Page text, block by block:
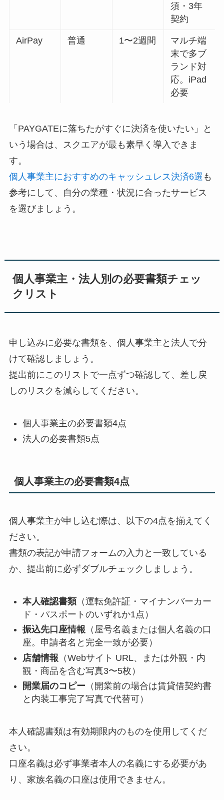
須・3年
契約
AirPay 普通 1〜2週間
マルチ端
末で多ブ
ランド対
応。iPad
必要
「PAYGATEに落ちたがすぐに決済を使いたい」と
いう場合は、スクエアが最も素早く導入できま
す。
個人事業主におすすめのキャッシュレス決済6選 も
参考にして、自分の業種・状況に合ったサービス
を選びましょう。
個人事業主・法人別の必要書類チェッ
クリスト
申し込みに必要な書類を、個人事業主と法人で分
けて確認しましょう。
提出前にこのリストで一点ずつ確認して、差し戻
しのリスクを減らしてください。
個人事業主の必要書類4点
法人の必要書類5点
個人事業主の必要書類4点
個人事業主が申し込む際は、以下の4点を揃えてく
ださい。
書類の表記が申請フォームの入力と一致している
か、提出前に必ずダブルチェックしましょう。
本人確認書類（運転免許証・マイナンバーカー
ド・パスポートのいずれか1点）
振込先口座情報 （屋号名義または個人名義の口
座。申請者名と完全一致が必要）
店舗情報 （Webサイト URL、または外観・内
観・商品を含む写真3〜5枚）
開業届のコピー （開業前の場合は賃貸借契約書
と内装工事完了写真で代替可）
本人確認書類は有効期限内のものを使用してくだ
さい。
口座名義は必ず事業者本人の名義にする必要があ
り、家族名義の口座は使用できません。